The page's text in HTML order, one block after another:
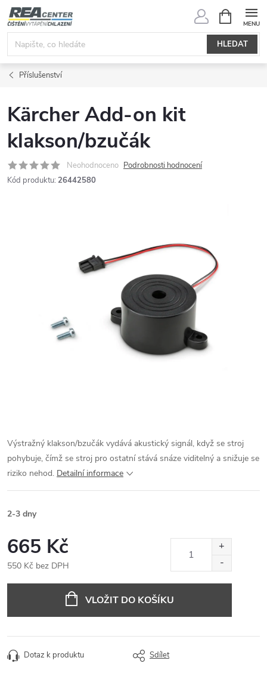
Přejít
na
obsah
HLEDAT
NÁKUPNÍ
KOŠÍK
Příslušenství
Kärcher Add-on kit
klakson/bzučák
Neohodnoceno Podrobnosti hodnocení
Kód produktu: 26442580
Výstražný klakson/bzučák vydává akustický signál, když se stroj
pohybuje, čímž se stroj pro ostatní stává snáze viditelný a snižuje se
riziko nehod. Detailní informace
2-3 dny
665 Kč
550 Kč bez DPH
VLOŽIT DO KOŠÍKU
Dotaz k produktu Sdílet